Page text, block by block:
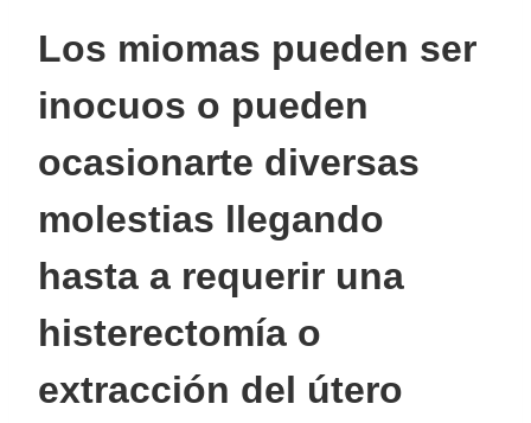
Los miomas pueden ser
inocuos o pueden
ocasionarte diversas
molestias llegando
hasta a requerir una
histerectomía o
extracción del útero